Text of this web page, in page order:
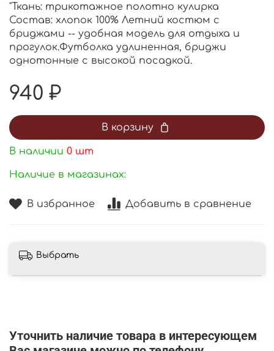
В избранное Добавить в сравнение
"Ткань: трикотажное полотно кулирка
Состав: хлопок 100% Летний костюм с
бриджами -- удобная модель для отдыха и
прогулок.Футболка удлиненная, бриджи
однотонные с высокой посадкой.
940 ₽
В корзину
В наличии 0 шт
Наличие в магазинах:
Выбрать
Уточнить наличие товара в интересующем